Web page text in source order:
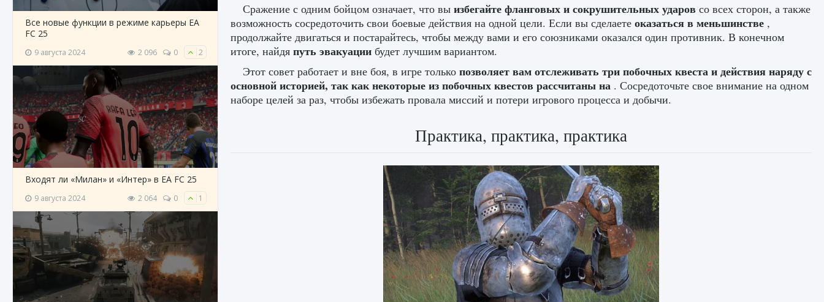
Все новые функции в режиме карьеры EA
FC 25
9 августа 2024 2 096 0 2
Входят ли «Милан» и «Интер» в EA FC 25
9 августа 2024 2 064 0 1
Сражение с одним бойцом означает, что вы избегайте фланговых и сокрушительных ударов со всех сторон, а также
возможность сосредоточить свои боевые действия на одной цели. Если вы сделаете оказаться в меньшинстве ,
продолжайте двигаться и постарайтесь, чтобы между вами и его союзниками оказался один противник. В конечном
итоге, найдя путь эвакуации будет лучшим вариантом.
Этот совет работает и вне боя, в игре только позволяет вам отслеживать три побочных квеста и действия наряду с
основной историей, так как некоторые из побочных квестов рассчитаны на . Сосредоточьте свое внимание на одном
наборе целей за раз, чтобы избежать провала миссий и потери игрового процесса и добычи.
Практика, практика, практика